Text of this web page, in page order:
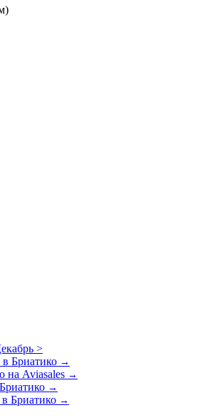
>
Бриатико →
на Aviasales →
→
Бриатико →